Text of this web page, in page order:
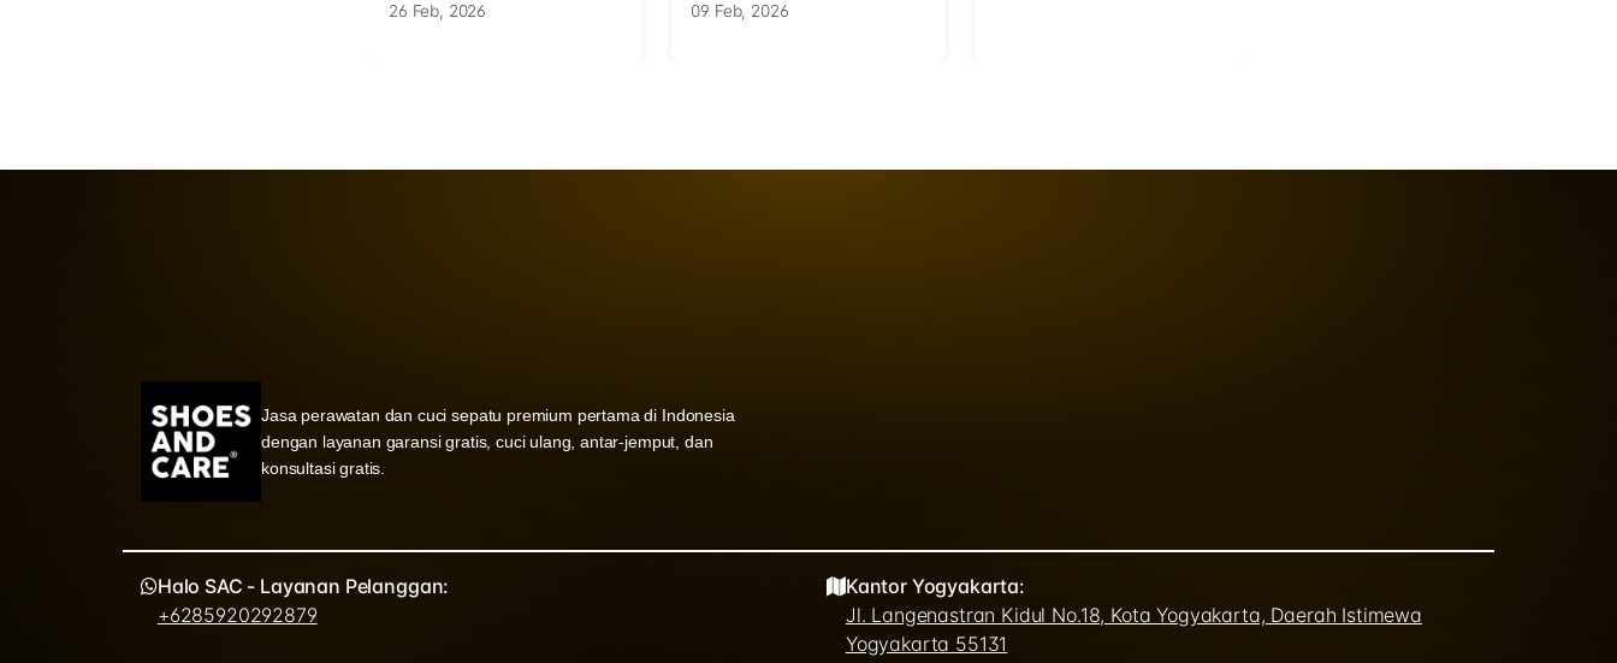
26 Feb, 2026 09 Feb, 2026
Jasa perawatan dan cuci sepatu premium pertama di Indonesia
dengan layanan garansi gratis, cuci ulang, antar-jemput, dan
konsultasi gratis.
Halo SAC - Layanan Pelanggan:
+6285920292879
Kantor Yogyakarta:
Jl. Langenastran Kidul No.18, Kota Yogyakarta, Daerah Istimewa
Yogyakarta 55131